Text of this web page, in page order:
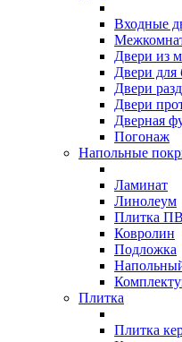
Входные
Двери из
Двери для
Двери
Двери
Дверная
Погонаж
Напольные
Ламинат
Линолеум
Плитка
Ковролин
Подложка
Плитка
Плитка